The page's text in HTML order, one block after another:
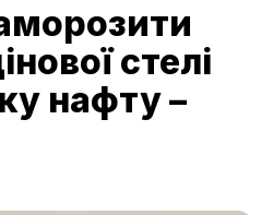
стелі
нафту –